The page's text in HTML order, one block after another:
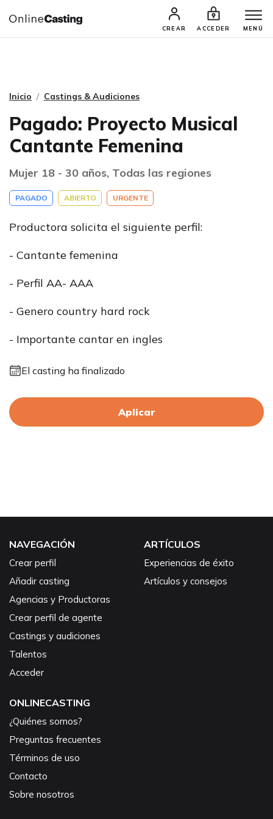
CREAR ACCEDER MENÚ
CASTINGS Y AUDICIONES TALENTOS
Inicio Castings & Audiciones
Pagado: Proyecto Musical
Cantante Femenina
Mujer 18 - 30 años, Todas las regiones
PAGADO ABIERTO URGENTE
Productora solicita el siguiente perfil:
- Cantante femenina
- Perfil AA- AAA
- Genero country hard rock
- Importante cantar en ingles
El casting ha finalizado
Aplicar
NAVEGACIÓN
Crear perfil
Añadir casting
Agencias y Productoras
Crear perfil de agente
Castings y audiciones
Talentos
Acceder
ARTÍCULOS
Experiencias de éxito
Artículos y consejos
ONLINECASTING
¿Quiénes somos?
Preguntas frecuentes
Términos de uso
Contacto
Sobre nosotros